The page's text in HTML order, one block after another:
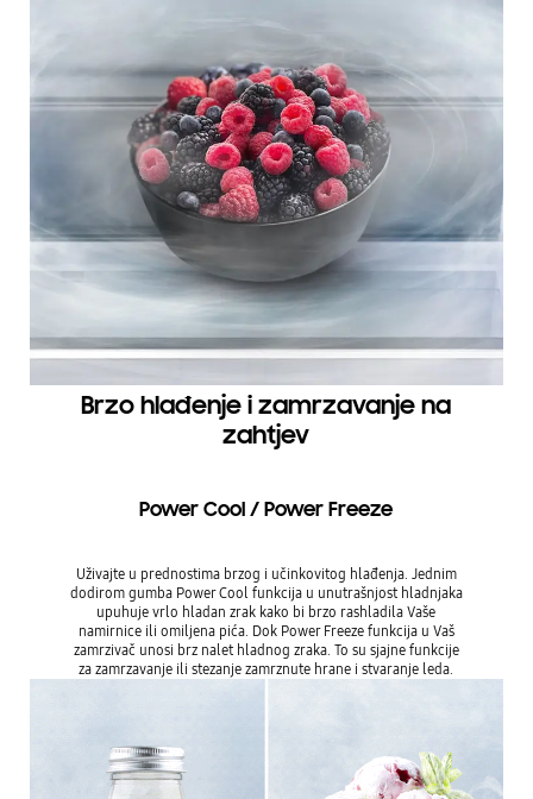
Brzo hlađenje i zamrzavanje na
zahtjev
Power Cool / Power Freeze
Uživajte u prednostima brzog i učinkovitog hlađenja. Jednim
dodirom gumba Power Cool funkcija u unutrašnjost hladnjaka
upuhuje vrlo hladan zrak kako bi brzo rashladila Vaše
namirnice ili omiljena pića. Dok Power Freeze funkcija u Vaš
zamrzivač unosi brz nalet hladnog zraka. To su sjajne funkcije
za zamrzavanje ili stezanje zamrznute hrane i stvaranje leda.